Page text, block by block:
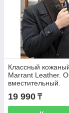
Классный
Marrant Leather.
вместительный.
Рассрочка. Kaspi
19 990 ₸